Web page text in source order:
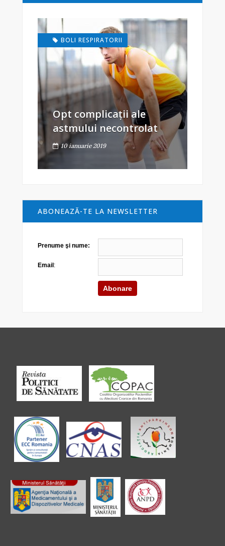
BOLI RESPIRATORII
Opt complicații ale
astmului necontrolat
10 ianuarie 2019
ABONEAZĂ-TE LA NEWSLETTER
Prenume şi nume:
Email :